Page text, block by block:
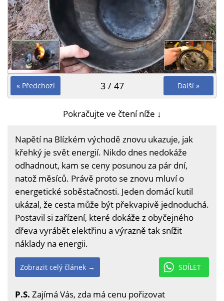
« Předchozí Další »
3 / 47
Pokračujte ve čtení níže ↓
Napětí na Blízkém východě znovu ukazuje, jak
křehký je svět energií. Nikdo dnes nedokáže
odhadnout, kam se ceny posunou za pár dní,
natož měsíců. Právě proto se znovu mluví o
energetické soběstačnosti. Jeden domácí kutil
ukázal, že cesta může být překvapivě jednoduchá.
Postavil si zařízení, které dokáže z obyčejného
dřeva vyrábět elektřinu a výrazně tak snížit
náklady na energii.
SDÍLET
Zobrazit celý článek →
P.S. Zajímá Vás, zda má cenu pořizovat